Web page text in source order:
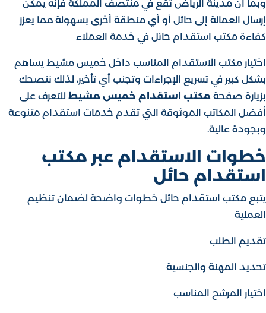
صالح النملة للاستقدام | مكتب
استقدام​
من نحن
خدمات الاستقدام
وبما أن مدينة الرياض تقع في منتصف المملكة فإنه يمكن
إرسال العمالة إلى حائل أو أي منطقة أخرى بسهولة مما يعزز
كفاءة مكتب استقدام حائل في خدمة العملاء
اختيار مكتب الاستقدام المناسب داخل خميس مشيط يساهم
بشكل كبير في تسريع الإجراءات وتجنب أي تأخير، لذلك ننصحك
بزيارة صفحة مكتب استقدام خميس مشيط للتعرف على
أفضل المكاتب الموثوقة التي تقدم خدمات استقدام متنوعة
وبجودة عالية.
خطوات الاستقدام عبر مكتب
استقدام حائل
يتبع مكتب استقدام حائل خطوات واضحة لضمان تنظيم
العملية
تقديم الطلب
تحديد المهنة والجنسية
اختيار المرشح المناسب